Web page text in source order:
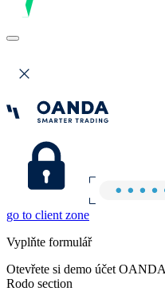
go to client zone
Vyplňte formulář
Otevřete si demo účet
Rodo section